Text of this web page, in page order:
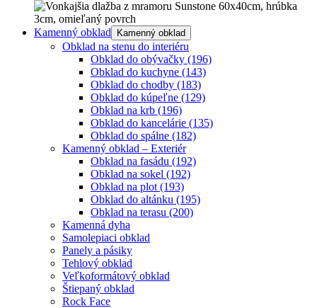
Kamenný obklad Kamenný obklad
Obklad na stenu do interiéru
Obklad do obývačky (196)
Obklad do kuchyne (143)
Obklad do chodby (183)
Obklad do kúpeľne (129)
Obklad na krb (196)
Obklad do kancelárie (135)
Obklad do spálne (182)
Kamenný obklad – Exteriér
Obklad na fasádu (192)
Obklad na sokel (192)
Obklad na plot (193)
Obklad do altánku (195)
Obklad na terasu (200)
Kamenná dyha
Samolepiaci obklad
Panely a pásiky
Tehlový obklad
Veľkoformátový obklad
Štiepaný obklad
Rock Face